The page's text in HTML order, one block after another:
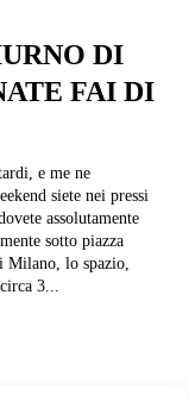
DI
FAI DI
e me ne
siete nei pressi
assolutamente
sotto piazza
3...